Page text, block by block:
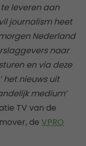
leveren aan
journalism heet
Nederland
naar
en via deze
het nieuws uit
medium’
TV van de
de VPRO